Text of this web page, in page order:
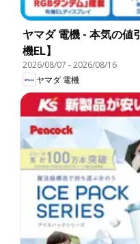
ヤマダ 電機 - 本気の値
機EL】
2026/08/07 -2026/08/16
ヤマダ 電機